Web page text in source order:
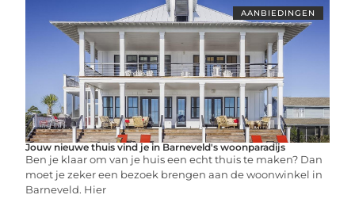
AANBIEDINGEN
Jouw nieuwe thuis vind je in Barneveld's woonparadijs
Ben je klaar om van je huis een echt thuis te maken? Dan
moet je zeker een bezoek brengen aan de woonwinkel in
Barneveld. Hier